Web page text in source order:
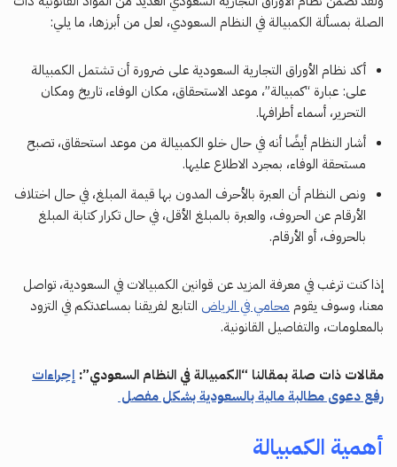
الصلة بمسألة الكمبيالة في النظام السعودي، لعل من أبرزها، ما يلي:
أكد نظام الأوراق التجارية السعودية على ضرورة أن تشتمل الكمبيالة
على: عبارة “كمبيالة”، موعد الاستحقاق، مكان الوفاء، تاريخ ومكان
التحرير، أسماء أطرافها.
أشار النظام أيضًا أنه في حال خلو الكمبيالة من موعد استحقاق، تصبح
مستحقة الوفاء، بمجرد الاطلاع عليها.
ونص النظام أن العبرة بالأحرف المدون بها قيمة المبلغ، في حال اختلاف
الأرقام عن الحروف، والعبرة بالمبلغ الأقل، في حال تكرار كتابة المبلغ
بالحروف، أو الأرقام.
إذا كنت ترغب في معرفة المزيد عن قوانين الكمبيالات في السعودية، تواصل
معنا، وسوف يقوم محامي في الرياض التابع لفريقنا بمساعدتكم في التزود
بالمعلومات، والتفاصيل القانونية.
مقالات ذات صلة بمقالنا “الكمبيالة في النظام السعودي”: إجراءات
رفع دعوى مطالبة مالية بالسعودية بشكل مفصل
أهمية الكمبيالة